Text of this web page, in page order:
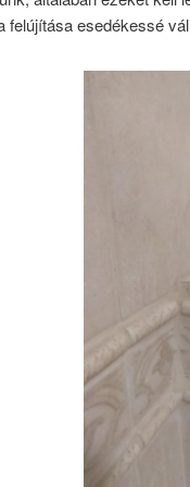
felújítása esedékessé